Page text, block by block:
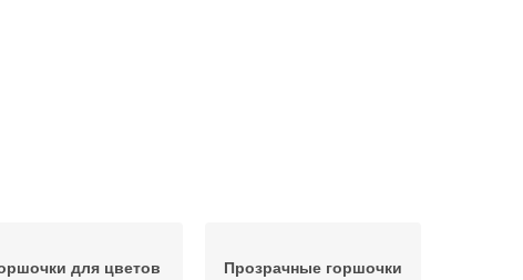
для цветов Прозрачные горшочки